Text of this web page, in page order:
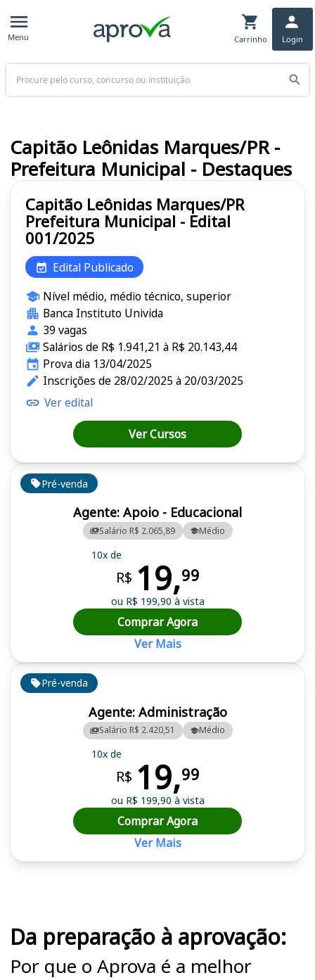
Menu Carrinho Login
Buscar
Pré-venda
Agente: Administração
Salário R$ 2.420,51 Médio
10x de
R$ 19,99
ou R$ 199,90 à vista
Comprar Agora
Ver Mais
Pré-venda
Agente: Apoio - Educacional
Salário R$ 2.065,89 Médio
10x de
R$ 19,99
ou R$ 199,90 à vista
Comprar Agora
Ver Mais
Capitão Leônidas Marques/PR
Prefeitura Municipal - Edital
001/2025
Edital Publicado
Nível médio, médio técnico, superior
Banca Instituto Univida
39 vagas
Salários de R$ 1.941,21 à R$ 20.143,44
Prova dia 13/04/2025
Inscrições de 28/02/2025 à 20/03/2025
Ver edital
Ver Cursos
Capitão Leônidas Marques/PR -
Prefeitura Municipal - Destaques
Da preparação à aprovação:
Por que o Aprova é a melhor